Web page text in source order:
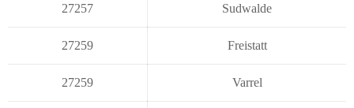
27257 Sudwalde
27259 Freistatt
27259 Varrel